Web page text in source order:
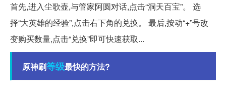
首先,进入尘歌壶,与管家阿圆对话,点击“洞天百宝”。 选
择“大英雄的经验”,点击右下角的兑换。 最后,按动“+”号改
变购买数量,点击“兑换”即可快速获取...
原神刷等级最快的方法?